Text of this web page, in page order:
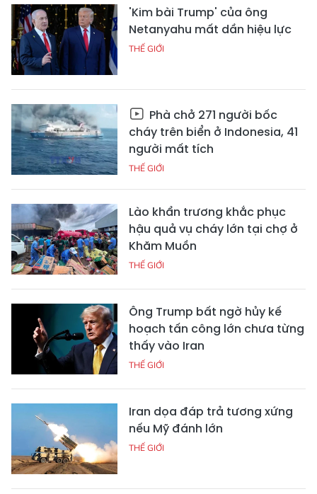
'Kim bài Trump' của ông
Netanyahu mất dần hiệu lực
THẾ GIỚI
Phà chở 271 người bốc
cháy trên biển ở Indonesia, 41
người mất tích
THẾ GIỚI
Lào khẩn trương khắc phục
hậu quả vụ cháy lớn tại chợ ở
Khăm Muồn
THẾ GIỚI
Ông Trump bất ngờ hủy kế
hoạch tấn công lớn chưa từng
thấy vào Iran
THẾ GIỚI
Iran dọa đáp trả tương xứng
nếu Mỹ đánh lớn
THẾ GIỚI